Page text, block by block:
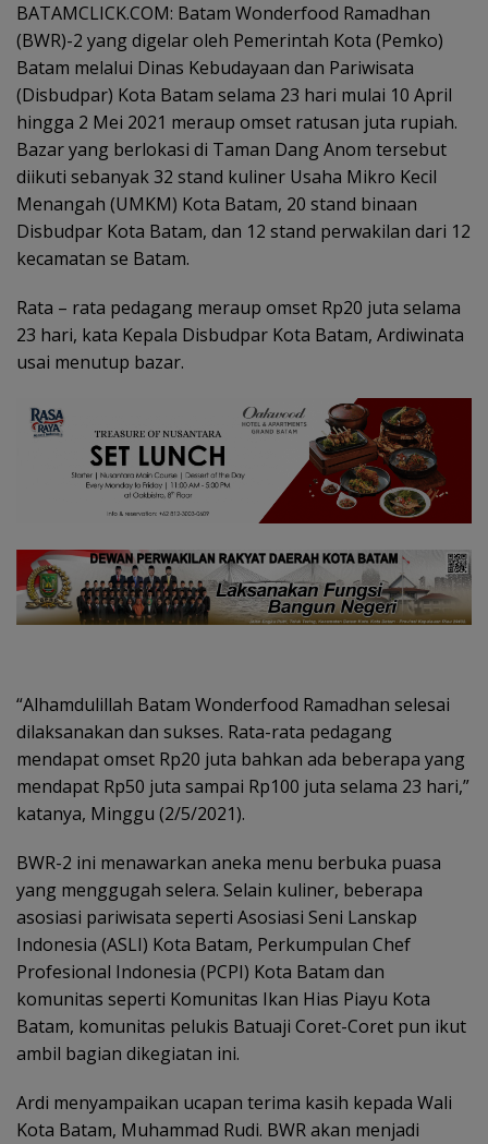
BATAMCLICK.COM: Batam Wonderfood Ramadhan
(BWR)-2 yang digelar oleh Pemerintah Kota (Pemko)
Batam melalui Dinas Kebudayaan dan Pariwisata
(Disbudpar) Kota Batam selama 23 hari mulai 10 April
hingga 2 Mei 2021 meraup omset ratusan juta rupiah.
Bazar yang berlokasi di Taman Dang Anom tersebut
diikuti sebanyak 32 stand kuliner Usaha Mikro Kecil
Menangah (UMKM) Kota Batam, 20 stand binaan
Disbudpar Kota Batam, dan 12 stand perwakilan dari 12
kecamatan se Batam.
Rata – rata pedagang meraup omset Rp20 juta selama
23 hari, kata Kepala Disbudpar Kota Batam, Ardiwinata
usai menutup bazar.
“Alhamdulillah Batam Wonderfood Ramadhan selesai
dilaksanakan dan sukses. Rata-rata pedagang
mendapat omset Rp20 juta bahkan ada beberapa yang
mendapat Rp50 juta sampai Rp100 juta selama 23 hari,”
katanya, Minggu (2/5/2021).
BWR-2 ini menawarkan aneka menu berbuka puasa
yang menggugah selera. Selain kuliner, beberapa
asosiasi pariwisata seperti Asosiasi Seni Lanskap
Indonesia (ASLI) Kota Batam, Perkumpulan Chef
Profesional Indonesia (PCPI) Kota Batam dan
komunitas seperti Komunitas Ikan Hias Piayu Kota
Batam, komunitas pelukis Batuaji Coret-Coret pun ikut
ambil bagian dikegiatan ini.
Ardi menyampaikan ucapan terima kasih kepada Wali
Kota Batam, Muhammad Rudi. BWR akan menjadi